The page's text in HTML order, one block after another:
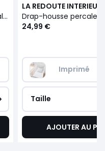
Housse de couette bébé, percale de coton, Elliot
LA REDOUTE
24,99 €
Imprimé
Taille
AJOUTER AU